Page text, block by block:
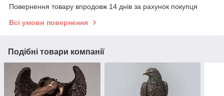
Повернення товару впродовж 14 днів за рахунок покупця
Всі умови повернення
Подібні товари компанії